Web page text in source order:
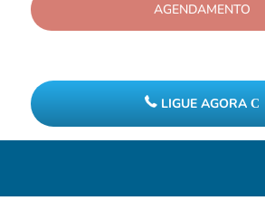
AGENDAMENTO
LIGUE AGORA